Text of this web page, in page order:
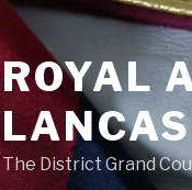
ROYAL
The District Grand